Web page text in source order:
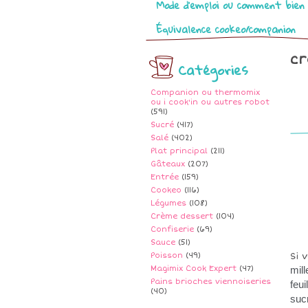
Mode d’emploi ou comment
Équivalence cookeo/companion
Catégories
Companion ou thermomix
ou i cook'in ou autres robot
(591)
Sucré (417)
Salé (402)
Plat principal (211)
Gâteaux (207)
Entrée (159)
Cookeo (116)
Légumes (108)
Crème dessert (104)
Confiserie (69)
Sauce (51)
Poisson (49)
Magimix Cook Expert (47)
Pains brioches viennoiseries
(40)
Si